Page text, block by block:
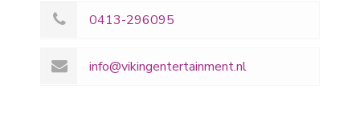
0413-296095
info@vikingentertainment.nl